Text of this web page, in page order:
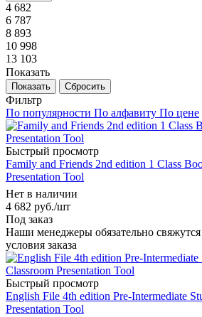
4 682
6 787
8 893
10 998
13 103
Показать
Сбросить
Фильтр
По популярности По алфавиту По цене
Быстрый просмотр
Family and Friends 2nd edition 1 Class
Presentation Tool
Нет в наличии
4 682 руб./шт
Под заказ
Наши менеджеры обязательно
условия заказа
Быстрый просмотр
English File 4th edition Pre-Intermediate
Presentation Tool